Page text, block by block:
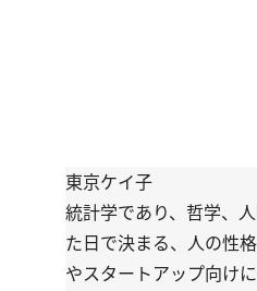
東京ケイ子
統計学であり、哲学、
た日で決まる、人の性
やスタートアップ向け